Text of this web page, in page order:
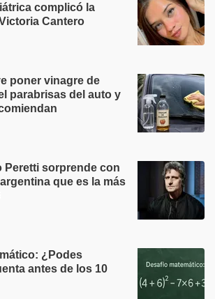
complicó la
Cantero
poner vinagre de
parabrisas del auto y
Peretti sorprende con
que es la más
¿Podes
antes de los 10